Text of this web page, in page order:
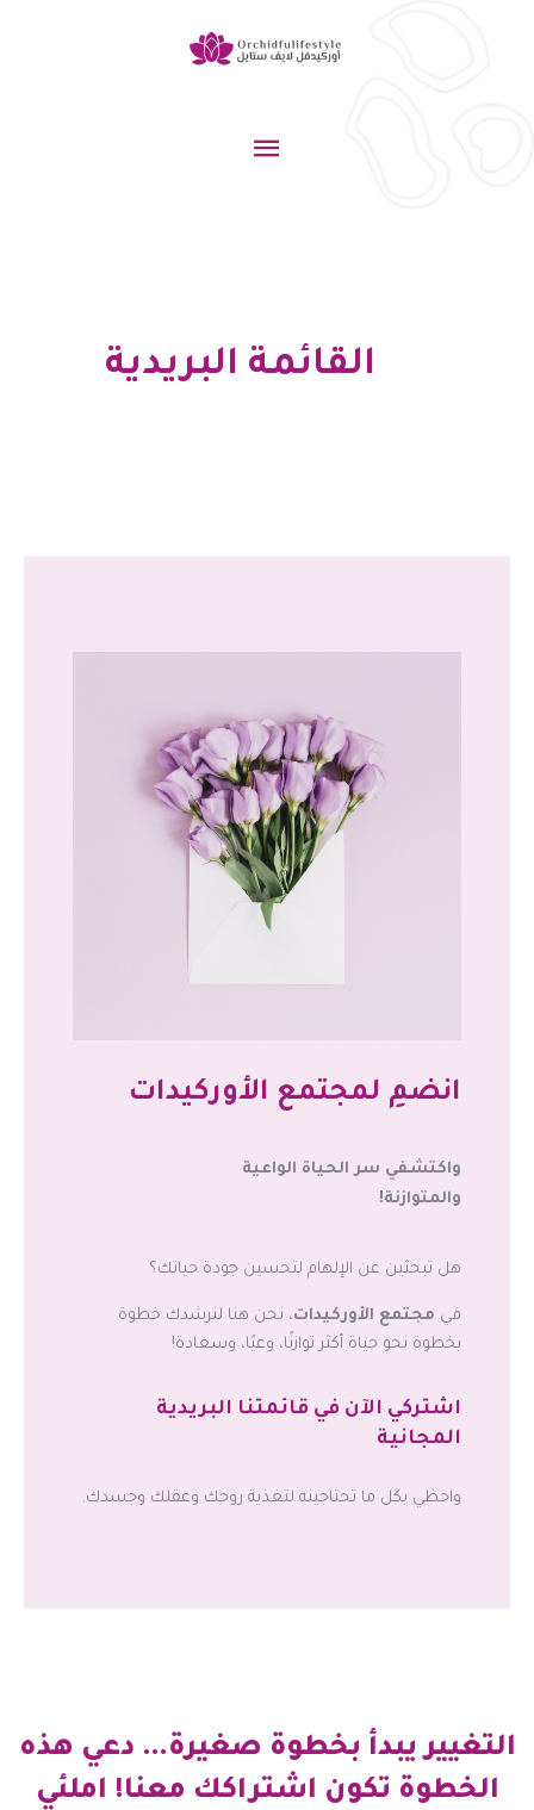
القائمة
القائمة البريدية
انضمِ لمجتمع الأوركيدات
واكتشفي سر الحياة الواعية
والمتوازنة!
هل تبحثين عن الإلهام لتحسين جودة حياتك؟
في مجتمع الأوركيدات، نحن هنا لنرشدك خطوة
بخطوة نحو حياة أكثر توازنًا، وعيًا، وسعادة!
اشتركي الآن في قائمتنا البريدية
المجانية
واحظي بكل ما تحتاجينه لتغذية روحك وعقلك وجسدك.
التغيير يبدأ بخطوة صغيرة… دعي هذه
الخطوة تكون اشتراكك معنا! املئي